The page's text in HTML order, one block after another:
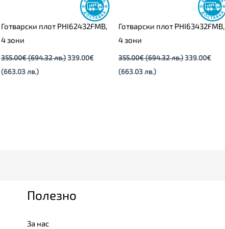
Готварски плот PHI62432FMB,
4 зони
355.00€(694.32 лв.) 339.00€
(663.03 лв.)
Готварски плот PHI63432FMB,
4 зони
355.00€(694.32 лв.)339.00€
(663.03 лв.)
Полезно
За нас